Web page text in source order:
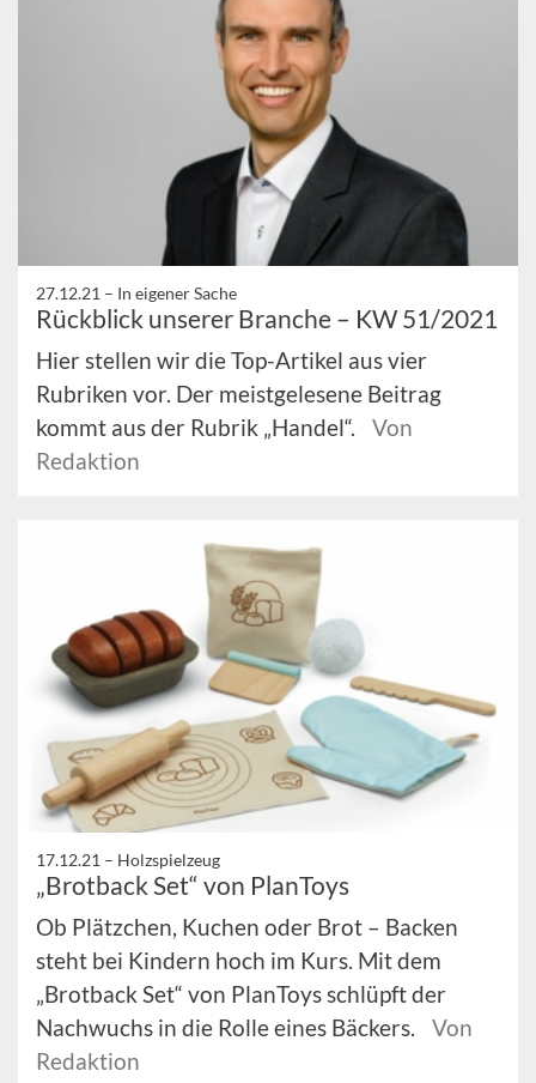
27.12.21 – In eigener Sache
Rückblick unserer Branche – KW 51/2021
Hier stellen wir die Top-Artikel aus vier
Rubriken vor. Der meistgelesene Beitrag
kommt aus der Rubrik „Handel“.
Von
Redaktion
17.12.21 – Holzspielzeug
„Brotback Set“ von PlanToys
Ob Plätzchen, Kuchen oder Brot – Backen
steht bei Kindern hoch im Kurs. Mit dem
„Brotback Set“ von PlanToys schlüpft der
Nachwuchs in die Rolle eines Bäckers.
Von
Redaktion